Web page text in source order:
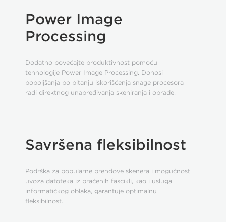
Power Image
Processing
Dodatno povećajte produktivnost pomoću
tehnologije Power Image Processing. Donosi
poboljšanja po pitanju iskorišćenja snage procesora
radi direktnog unapređivanja skeniranja i obrade.
Savršena fleksibilnost
Podrška za popularne brendove skenera i mogućnost
uvoza datoteka iz praćenih fascikli, kao i usluga
informatičkog oblaka, garantuje optimalnu
fleksibilnost.